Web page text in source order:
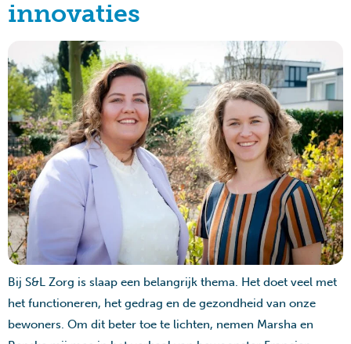
innovaties
Bij S&L Zorg is slaap een belangrijk thema. Het doet veel met
het functioneren, het gedrag en de gezondheid van onze
bewoners. Om dit beter toe te lichten, nemen Marsha en